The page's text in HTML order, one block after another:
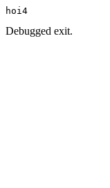
hoi4
Debugged exit.